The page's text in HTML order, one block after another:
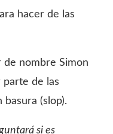
hacer de las
de nombre Simon
de las
basura (slop).
si es